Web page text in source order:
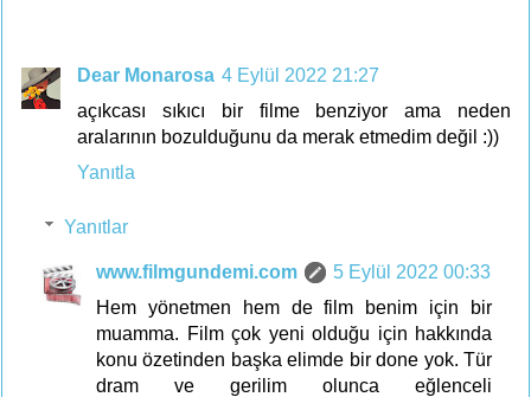
Dear Monarosa 4 Eylül 2022 21:27
açıkcası sıkıcı bir filme benziyor ama neden
aralarının bozulduğunu da merak etmedim değil :))
Yanıtla
Yanıtlar
www.filmgundemi.com
5 Eylül 2022 00:33
Hem yönetmen hem de film benim için bir
muamma. Film çok yeni olduğu için hakkında
konu özetinden başka elimde bir done yok. Tür
dram ve gerilim olunca eğlenceli